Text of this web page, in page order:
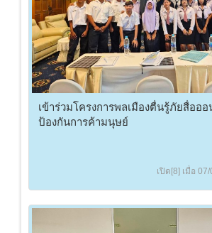
เข้าร่วมโครงการพลเมืองตื่นรู้ภัยสื่ออ
ป้องกันการค้ามนุษย์
เปิด[8] เมื่อ